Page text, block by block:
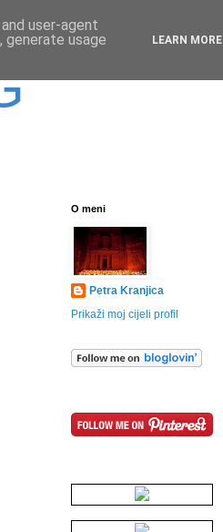
O meni
Petra Kranjica
Prikaži moj cijeli profil
user-agent
usage
LEARN MORE